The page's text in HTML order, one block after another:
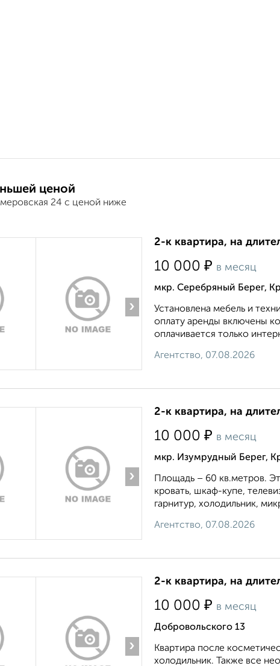
ценой
24 с ценой ниже
›
2-к квартира, на
10 000 ₽ в месяц
мкр. Серебряный Берег,
Установлена мебель и
оплату аренды включены
оплачивается только
Агентство, 07.08.2026
›
2-к квартира, на
10 000 ₽ в месяц
мкр. Изумрудный Берег,
Площадь – 60 кв.метров.
кровать, шкаф-купе,
гарнитур, холодильник,
Агентство, 07.08.2026
›
2-к квартира, на
10 000 ₽ в месяц
Добровольского 13
Квартира после
холодильник. Также все